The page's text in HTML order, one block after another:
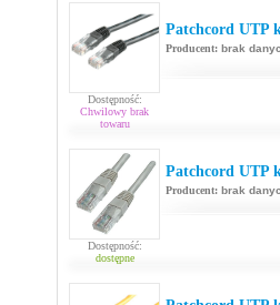
Dostępność:
Chwilowy brak
towaru
Patchcord UTP
Producent: brak
Dostępność:
dostępne
Patchcord UTP
Producent: brak